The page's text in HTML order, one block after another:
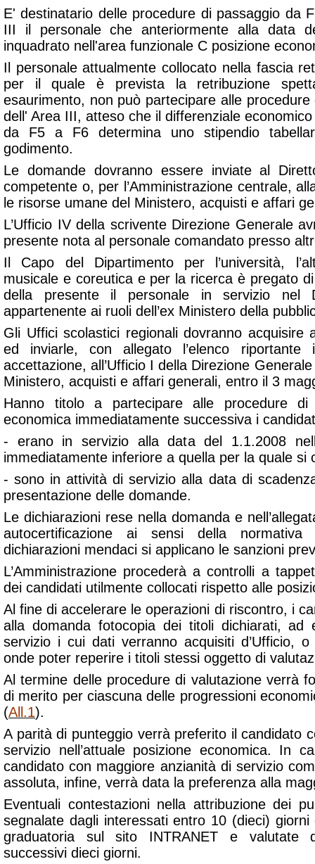
E' destinatario delle procedure di passaggio da
III il personale che anteriormente alla data
inquadrato nell'area funzionale C posizione
Il personale attualmente collocato nella fascia
per il quale è prevista la retribuzione
esaurimento, non può partecipare alle
dell' Area III, atteso che il differenziale
da F5 a F6 determina uno stipendio
godimento.
Le domande dovranno essere inviate al
competente o, per l’Amministrazione centrale,
le risorse umane del Ministero, acquisti e affari
L’Ufficio IV della scrivente Direzione Generale
presente nota al personale comandato presso
Il Capo del Dipartimento per l’università,
musicale e coreutica e per la ricerca è pregato
della presente il personale in servizio nel
appartenente ai ruoli dell’ex Ministero della
Gli Uffici scolastici regionali dovranno acquisire
ed inviarle, con allegato l’elenco
accettazione, all’Ufficio I della Direzione
Ministero, acquisti e affari generali, entro il 3
Hanno titolo a partecipare alle procedure di
economica immediatamente successiva i
- erano in servizio alla data del 1.1.2008
immediatamente inferiore a quella per la quale si
- sono in attività di servizio alla data di
presentazione delle domande.
Le dichiarazioni rese nella domanda e
autocertificazione ai sensi della
dichiarazioni mendaci si applicano le sanzioni
L’Amministrazione procederà a controlli a
dei candidati utilmente collocati rispetto alle
Al fine di accelerare le operazioni di riscontro, i
alla domanda fotocopia dei titoli dichiarati, ad
servizio i cui dati verranno acquisiti d’Ufficio,
onde poter reperire i titoli stessi oggetto di
Al termine delle procedure di valutazione verrà
di merito per ciascuna delle progressioni
(All.1).
A parità di punteggio verrà preferito il candidato
servizio nell’attuale posizione economica. In
candidato con maggiore anzianità di servizio
assoluta, infine, verrà data la preferenza alla
Eventuali contestazioni nella attribuzione dei
segnalate dagli interessati entro 10 (dieci) giorni
graduatoria sul sito INTRANET e valutate
successivi dieci giorni.